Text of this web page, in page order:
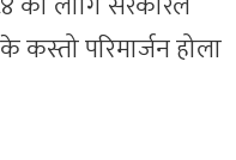
कस्तो परिमार्जन होला